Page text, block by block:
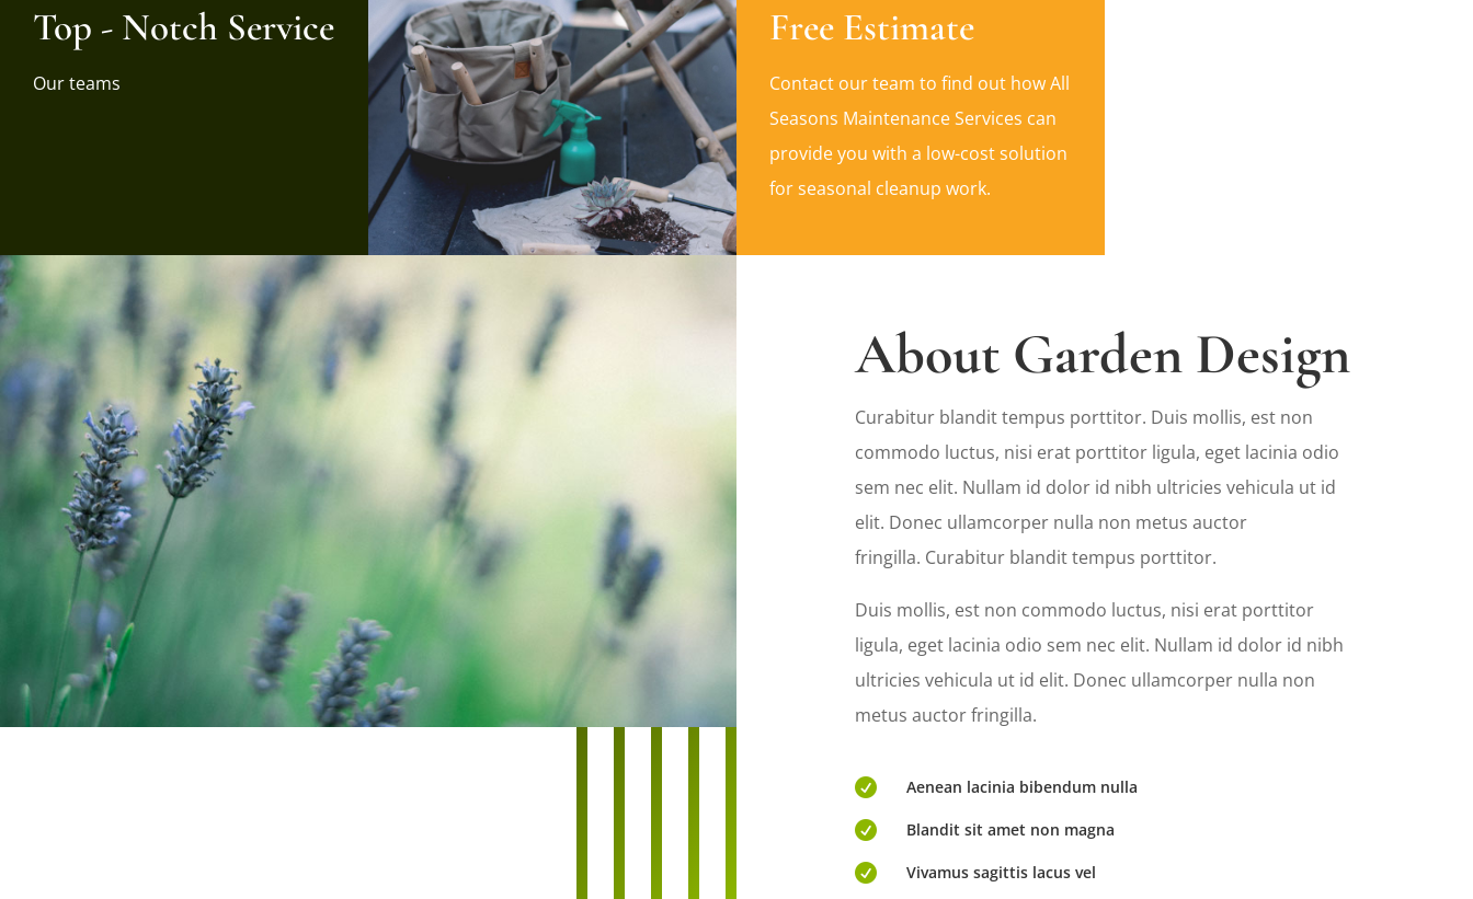
Top - Notch Service
Our teams
Free Estimate
Contact our team to find out how All
Seasons Maintenance Services can
provide you with a low-cost solution
for seasonal cleanup work.
About Garden Design
Curabitur blandit tempus porttitor. Duis mollis, est non
commodo luctus, nisi erat porttitor ligula, eget lacinia odio
sem nec elit. Nullam id dolor id nibh ultricies vehicula ut id
elit. Donec ullamcorper nulla non metus auctor
fringilla. Curabitur blandit tempus porttitor.
Duis mollis, est non commodo luctus, nisi erat porttitor
ligula, eget lacinia odio sem nec elit. Nullam id dolor id nibh
ultricies vehicula ut id elit. Donec ullamcorper nulla non
metus auctor fringilla.
 Aenean lacinia bibendum nulla
 Blandit sit amet non magna
 Vivamus sagittis lacus vel